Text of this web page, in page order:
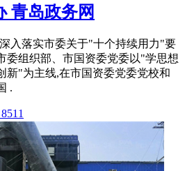
青岛政务网
入落实市委关于"十个持续用力"要
委组织部、市国资委党委以"学思想
新"为主线,在市国资委党委党校和
.